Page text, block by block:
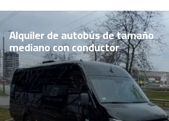
Alquiler de autobús de tamaño
mediano con conductor